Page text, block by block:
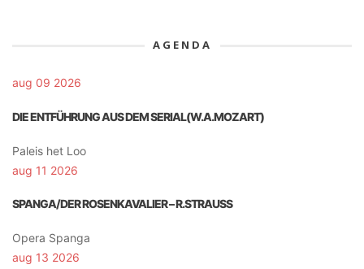
AGENDA
aug 09 2026
DIE ENTFÜHRUNG AUS DEM SERIAL(W.A.MOZART)
Paleis het Loo
aug 11 2026
SPANGA/DER ROSENKAVALIER – R.STRAUSS
Opera Spanga
aug 13 2026